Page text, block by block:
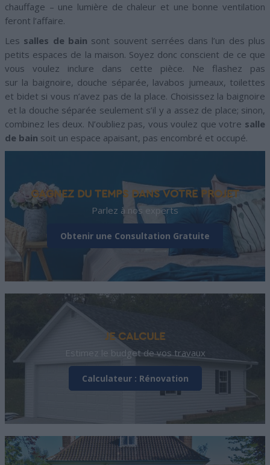
chauffage – une lumière de chaleur et une bonne ventilation
feront l’affaire.
Les salles de bain sont souvent serrées dans l’un des plus
petits espaces de la maison. Soyez donc conscient de ce que
vous voulez inclure dans cette pièce. Ne flashez pas
sur la baignoire, douche séparée, lavabos jumeaux, toilettes
et bidet si vous n’avez pas de la place. Choisissez la baignoire
et la douche séparée seulement s’il y a assez de place; sinon,
combinez les deux. N’oubliez pas, vous voulez que votre salle
de bain soit un espace apaisant, pas encombré et occupé.
GAGNEZ DU TEMPS DANS VOTRE PROJET
Parlez à nos experts
Obtenir une Consultation Gratuite
JE CALCULE
Estimez le budget de vos travaux
Calculateur : Rénovation